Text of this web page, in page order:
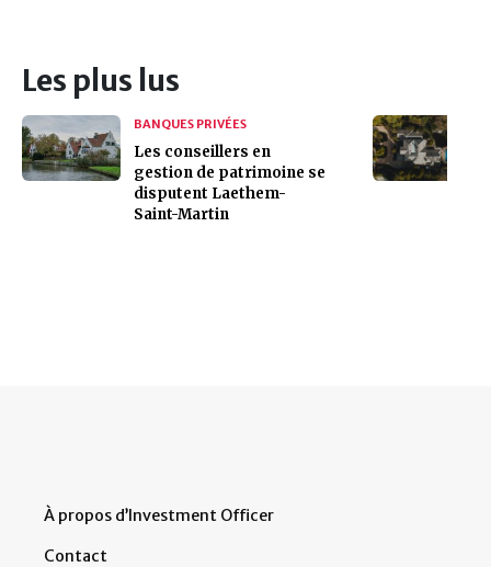
Les plus lus
BANQUES PRIVÉES
Les conseillers en
gestion de patrimoine se
disputent Laethem-
Saint-Martin
À propos d’Investment Officer
Contact